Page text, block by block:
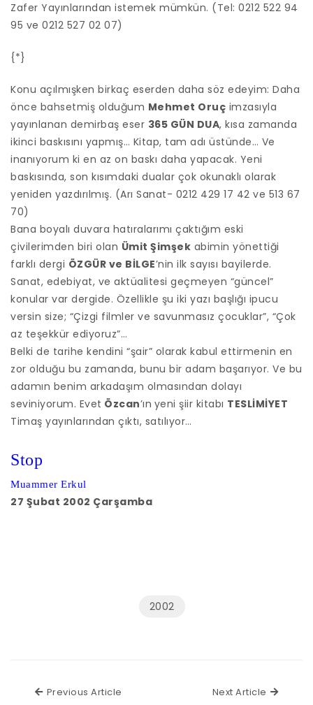
Zafer Yayınlarından istemek mümkün. (Tel: 0212 522 94
95 ve 0212 527 02 07)
{*}
Konu açılmışken birkaç eserden daha söz edeyim: Daha
önce bahsetmiş olduğum Mehmet Oruç imzasıyla
yayınlanan demirbaş eser 365 GÜN DUA, kısa zamanda
ikinci baskısını yapmış… Kitap, tam adı üstünde… Ve
inanıyorum ki en az on baskı daha yapacak. Yeni
baskısında, son kısımdaki dualar çok okunaklı olarak
yeniden yazdırılmış. (Arı Sanat- 0212 429 17 42 ve 513 67
70)
Bana boyalı duvara hatıralarımı çaktığım eski
çivilerimden biri olan Ümit Şimşek abimin yönettiği
farklı dergi ÖZGÜR ve BİLGE’nin ilk sayısı bayilerde.
Sanat, edebiyat, ve aktüalitesi geçmeyen “güncel”
konular var dergide. Özellikle şu iki yazı başlığı ipucu
versin size; “Çizgi filmler ve savunmasız çocuklar”, “Çok
az teşekkür ediyoruz”…
Belki de tarihe kendini “şair” olarak kabul ettirmenin en
zor olduğu bu zamanda, bunu bir adam başarıyor. Ve bu
adamın benim arkadaşım olmasından dolayı
seviniyorum. Evet Özcan’ın yeni şiir kitabı TESLİMİYET
Timaş yayınlarından çıktı, satılıyor…
Stop
Muammer Erkul
27 Şubat 2002 Çarşamba
2002
Previous Article Next Article Next